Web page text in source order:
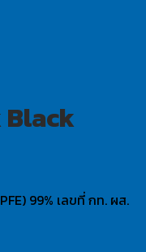
Black
99% เลขที่ กท. ผส.